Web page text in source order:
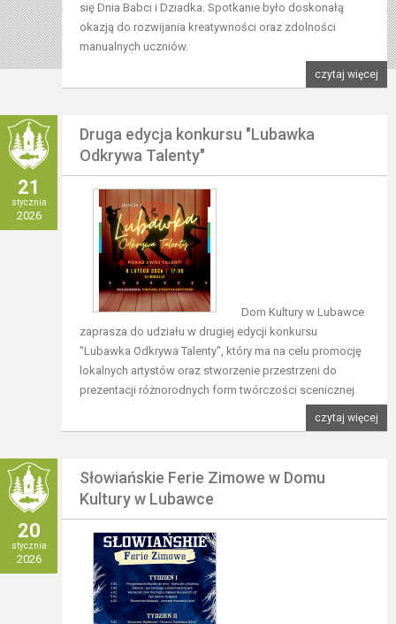
się Dnia Babci i Dziadka. Spotkanie było doskonałą
okazją do rozwijania kreatywności oraz zdolności
manualnych uczniów.
czytaj więcej
21
stycznia
2026
Druga edycja konkursu "Lubawka
Odkrywa Talenty"
Dom Kultury w Lubawce
zaprasza do udziału w drugiej edycji konkursu
"Lubawka Odkrywa Talenty", który ma na celu promocję
lokalnych artystów oraz stworzenie przestrzeni do
prezentacji różnorodnych form twórczości scenicznej.
czytaj więcej
20
stycznia
2026
Słowiańskie Ferie Zimowe w Domu
Kultury w Lubawce